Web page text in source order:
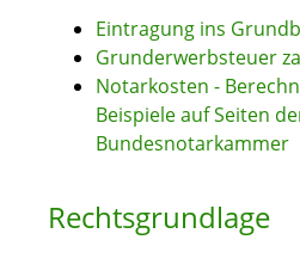
Eintragung ins
Grunderwerbsteuer
Notarkosten -
Beispiele auf Seiten
Bundesnotarkammer
Rechtsgrundlage